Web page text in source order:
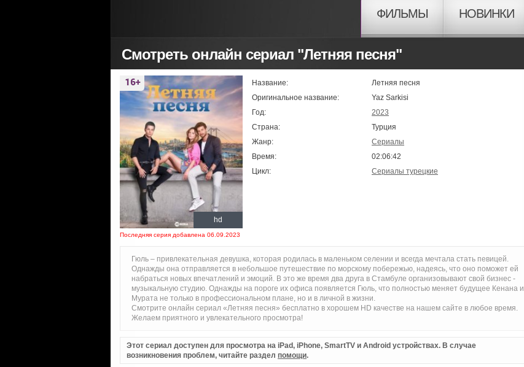
ФИЛЬМЫ НОВИНКИ
Смотреть онлайн сериал "Летняя песня"
hd
Последняя серия добавлена 06.09.2023
Название:
Летняя песня
Оригинальное название:
Yaz Sarkisi
Год:
2023
Страна:
Турция
Жанр:
Сериалы
Время:
02:06:42
Цикл:
Сериалы турецкие
Гюль – привлекательная девушка, которая родилась в маленьком селении и всегда мечтала стать певицей.
Однажды она отправляется в небольшое путешествие по морскому побережью, надеясь, что оно поможет ей
набраться новых впечатлений и эмоций. В это же время два друга в Стамбуле организовывают свой бизнес -
музыкальную студию. Однажды на пороге их офиса появляется Гюль, что полностью меняет будущее Кенана и
Мурата не только в профессиональном плане, но и в личной в жизни.
Смотрите онлайн сериал «Летняя песня» бесплатно в хорошем HD качестве на нашем сайте в любое время.
Желаем приятного и увлекательного просмотра!
Этот сериал доступен для просмотра на iPad, iPhone, SmartTV и Android устройствах. В случае
возникновения проблем, читайте раздел помощи.